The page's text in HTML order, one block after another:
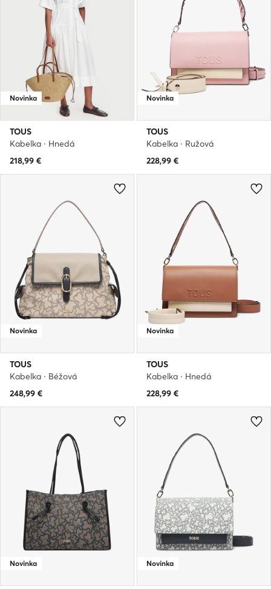
Novinka
TOUS
Kabelka · Hnedá
218,99 €
Novinka
TOUS
Kabelka · Ružová
228,99 €
Novinka
TOUS
Kabelka · Béžová
248,99 €
Novinka
TOUS
Kabelka · Hnedá
228,99 €
Novinka Novinka